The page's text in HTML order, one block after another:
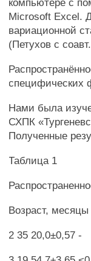
компьютере с
Microsoft Excel.
вариационной
(Петухов с
специфических
Нами была
СХПК
Полученные
Таблица 1
Возраст,
2 35 20,0±0,57 -